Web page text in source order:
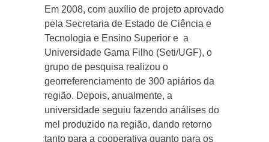
Em 2008, com auxílio de projeto aprovado
pela Secretaria de Estado de Ciência e
Tecnologia e Ensino Superior e a
Universidade Gama Filho (Seti/UGF), o
grupo de pesquisa realizou o
georreferenciamento de 300 apiários da
região. Depois, anualmente, a
universidade seguiu fazendo análises do
mel produzido na região, dando retorno
tanto para a cooperativa quanto para os